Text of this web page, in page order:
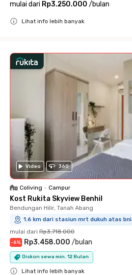
mulai dari Rp3.250.000 /bulan
Lihat info lebih banyak
Video 360
Coliving • Campur
Kost Rukita Skyview Benhil
Bendungan Hilir, Tanah Abang
1.6 km dari stasiun mrt dukuh atas bni
mulai dari Rp3.718.000
-6% Rp3.458.000 /bulan
Diskon sewa min. 12 Bulan
Lihat info lebih banyak